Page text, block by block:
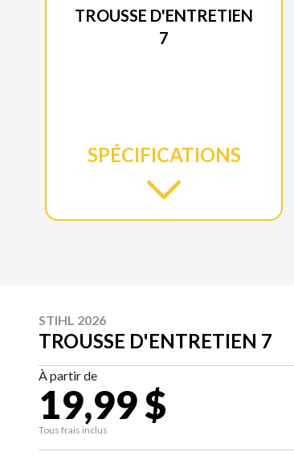
TROUSSE D'ENTRETIEN
7
SPÉCIFICATIONS
STIHL 2026
TROUSSE D'ENTRETIEN 7
À partir de
19,99 $
Tous frais inclus